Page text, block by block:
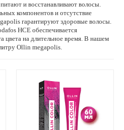
и восстанавливают волосы.
компонентов и отсутствие
гарантируют здоровые волосы.
HCE обеспечивается
цвета на длительное время. В нашем
Ollin megapolis.